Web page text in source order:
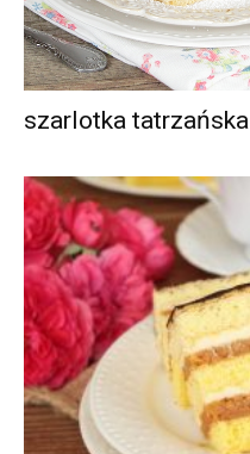
szarlotka tatrzańska